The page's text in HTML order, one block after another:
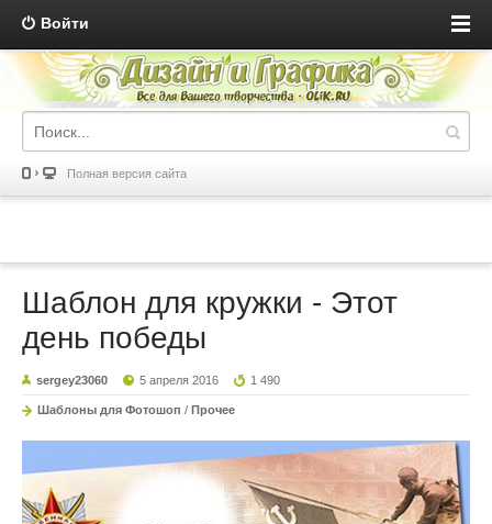
Войти
Полная версия сайта
Шаблон для кружки - Этот
день победы
sergey23060 5 апреля 2016 1 490
Шаблоны для Фотошоп / Прочее